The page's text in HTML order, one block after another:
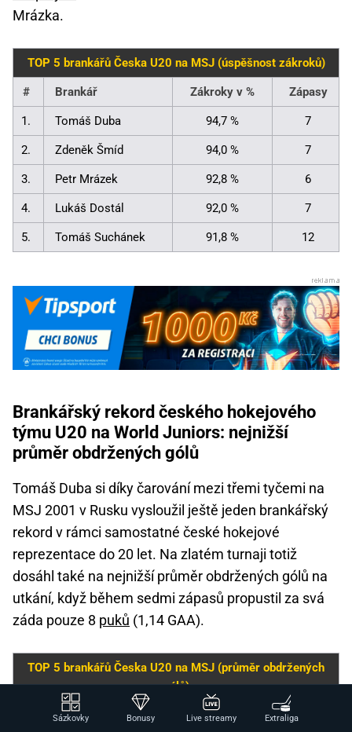
Mrázka.
TOP 5 brankářů Česka U20 na MSJ (úspěšnost zákroků)
# Brankář Zákroky v % Zápasy
1. Tomáš Duba 94,7 % 7
2. Zdeněk Šmíd 94,0 % 7
3. Petr Mrázek 92,8 % 6
4. Lukáš Dostál 92,0 % 7
5. Tomáš Suchánek 91,8 % 12
Brankářský rekord českého hokejového
týmu U20 na World Juniors: nejnižší
průměr obdržených gólů
Tomáš Duba si díky čarování mezi třemi tyčemi na
MSJ 2001 v Rusku vysloužil ještě jeden brankářský
rekord v rámci samostatné české hokejové
reprezentace do 20 let. Na zlatém turnaji totiž
dosáhl také na nejnižší průměr obdržených gólů na
utkání, když během sedmi zápasů propustil za svá
záda pouze 8 puků (1,14 GAA).
TOP 5 brankářů Česka U20 na MSJ (průměr obdržených
gólů)
Brankář GAA Zápasy
Sázkovky Bonusy Live streamy Extraliga